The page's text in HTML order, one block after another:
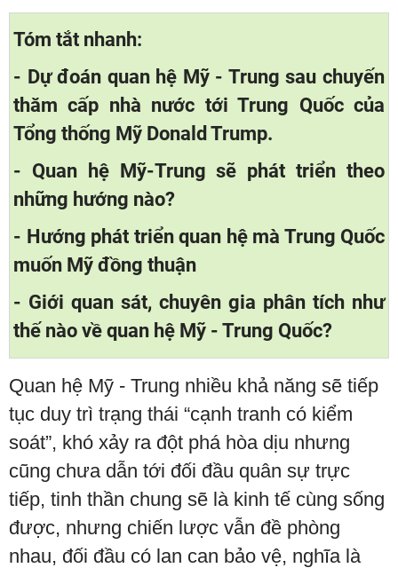
Tóm tắt nhanh:
- Dự đoán quan hệ Mỹ - Trung sau chuyến
thăm cấp nhà nước tới Trung Quốc của
Tổng thống Mỹ Donald Trump.
- Quan hệ Mỹ-Trung sẽ phát triển theo
những hướng nào?
- Hướng phát triển quan hệ mà Trung Quốc
muốn Mỹ đồng thuận
- Giới quan sát, chuyên gia phân tích như
thế nào về quan hệ Mỹ - Trung Quốc?
Quan hệ Mỹ - Trung nhiều khả năng sẽ tiếp
tục duy trì trạng thái “cạnh tranh có kiểm
soát”, khó xảy ra đột phá hòa dịu nhưng
cũng chưa dẫn tới đối đầu quân sự trực
tiếp, tinh thần chung sẽ là kinh tế cùng sống
được, nhưng chiến lược vẫn đề phòng
nhau, đối đầu có lan can bảo vệ, nghĩa là